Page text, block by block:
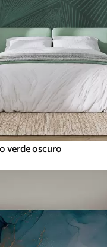
verde oscuro